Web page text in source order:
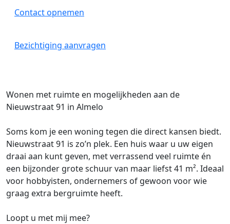
Contact opnemen
Bezichtiging aanvragen
Wonen met ruimte en mogelijkheden aan de
Nieuwstraat 91 in Almelo
Soms kom je een woning tegen die direct kansen biedt.
Nieuwstraat 91 is zo’n plek. Een huis waar u uw eigen
draai aan kunt geven, met verrassend veel ruimte én
een bijzonder grote schuur van maar liefst 41 m². Ideaal
voor hobbyisten, ondernemers of gewoon voor wie
graag extra bergruimte heeft.
Loopt u met mij mee?